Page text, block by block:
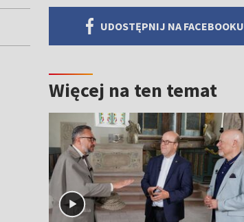
UDOSTĘPNIJ NA FACEBOOKU
Więcej na ten temat